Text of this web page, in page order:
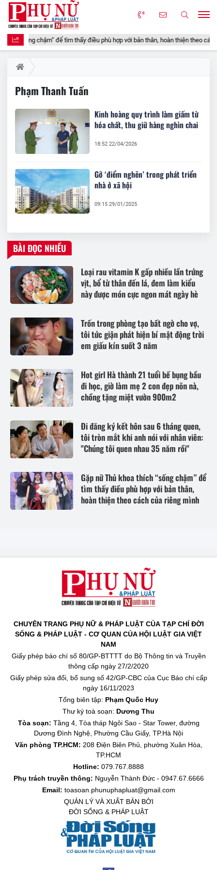
“sống chậm” để tìm thấy điều phù hợp với bản thân, hoàn thiện theo cách
Phạm Thanh Tuấn
Kinh hoàng quy trình làm giấm từ
hóa chất, thu giữ hàng nghìn chai
18:52 22/04/2026
Gỡ ‘điểm nghẽn’ trong phát triển
nhà ở xã hội
09:15 29/01/2025
BÀI ĐỌC NHIỀU
Loại rau vitamin K gấp nhiều lần trứng
vịt, bổ từ thân đến lá, đem làm kiểu
này được món cực ngon mát ngày hè
Trốn trong phòng tạo bất ngờ cho vợ,
tôi tức giận phát hiện bí mật động trời
em giấu kín suốt 3 năm
Hot girl Hà thành 21 tuổi bế bụng bầu
đi học, giờ làm mẹ 2 con đẹp nõn nà,
chồng tặng miệt vườn 900m2
Đi đăng ký kết hôn sau 6 tháng quen,
tôi tròn mắt khi anh nói với nhân viên:
"Chúng tôi quen nhau 35 năm rồi"
Gặp nữ Thủ khoa thích “sống chậm” để
tìm thấy điều phù hợp với bản thân,
hoàn thiện theo cách của riêng mình
CHUYÊN TRANG PHỤ NỮ & PHÁP LUẬT CỦA TẠP CHÍ ĐỜI
SỐNG & PHÁP LUẬT - CƠ QUAN CỦA HỘI LUẬT GIA VIỆT
NAM
Giấy phép báo chí số 80/GP-BTTTT do Bộ Thông tin và Truyền
thông cấp ngày 27/2/2020
Giấy phép sửa đổi, bổ sung số 42/GP-CBC của Cục Báo chí cấp
ngày 16/11/2023
Tổng biên tập: Phạm Quốc Huy
Thư ký toà soạn: Dương Thu
Tòa soạn: Tầng 4, Tòa tháp Ngôi Sao - Star Tower, đường
Dương Đình Nghệ, Phường Cầu Giấy, TP.Hà Nội
Văn phòng TP.HCM: 208 Điện Biên Phủ, phường Xuân Hòa,
TP.HCM
Hotline: 079.767.8888
Phụ trách truyền thông: Nguyễn Thành Đức - 0947.67.6666
Email: toasoan.phunuphapluat@gmail.com
QUẢN LÝ VÀ XUẤT BẢN BỞI
ĐỜI SỐNG & PHÁP LUẬT